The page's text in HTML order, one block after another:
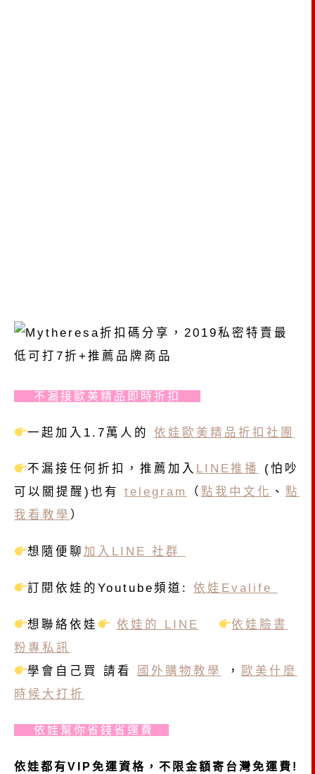
不漏接歐美精品即時折扣
一起加入1.7萬人的 依娃歐美精品折扣社團
不漏接任何折扣，推薦加入 LINE推播
(怕吵
可以關提醒)也有 telegram （ 點我中文化 、 點
我看教學 ）
想隨便聊 加入LINE 社群
訂閱依娃的Youtube頻道: 依娃Evalife
想聯絡依娃 依娃的 LINE
依娃臉書
粉專私訊
學會自己買 請看
國外購物教學 ，
歐美什麼
時候大打折
依娃幫你省錢省運費
依娃都有VIP免運資格，不限金額寄台灣免運費!